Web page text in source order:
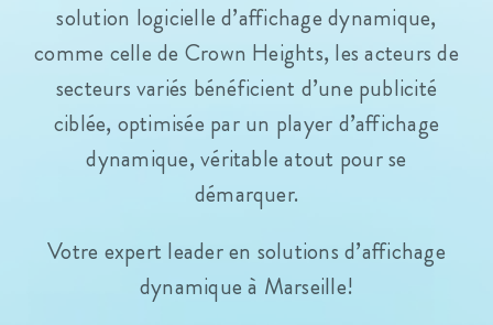
solution logicielle d’affichage dynamique,
comme celle de Crown Heights, les acteurs de
secteurs variés bénéficient d’une publicité
ciblée, optimisée par un player d’affichage
dynamique, véritable atout pour se
démarquer.
Votre expert leader en solutions d’affichage
dynamique à Marseille!